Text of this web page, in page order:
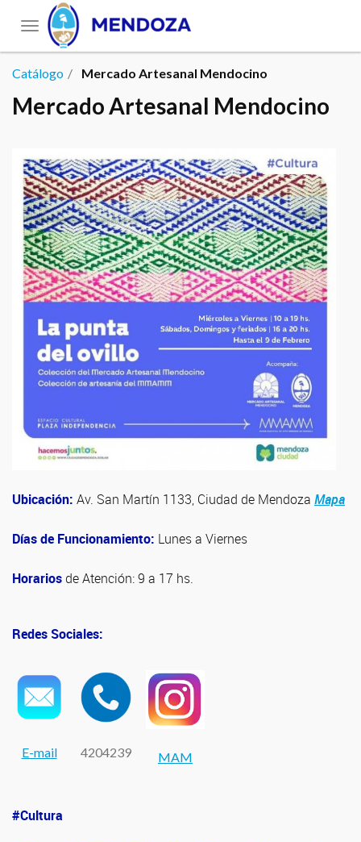
Toggle
navigation
Catálogo
Mercado Artesanal Mendocino
Mercado Artesanal Mendocino
Ubicación: Av. San Martín 1133, Ciudad de Mendoza Mapa
Días de Funcionamiento: Lunes a Viernes
Horariosde Atención: 9 a 17 hs.
Redes Sociales:
E-mail 4204239 MAM
#Cultura